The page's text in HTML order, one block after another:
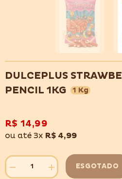
DULCEPLUS
PENCIL 1KG
1 Kg
R$ 14,99
ou até 3x R$ 4,99
Diminuir
Aumentar
ESGOTADO